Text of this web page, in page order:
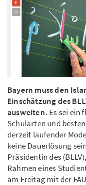
Bayern muss den
Einschätzung des
ausweiten. Es sei ein
Schularten und
derzeit laufender
keine Dauerlösung
Präsidentin des
Rahmen eines
am Freitag mit der